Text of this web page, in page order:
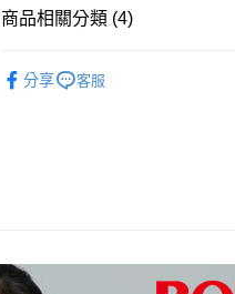
每筆NT$60，滿NT$1,000(含以上)
每筆NT$60，滿NT$1,000(含以上
商品相關分類 (4)
分享 客服